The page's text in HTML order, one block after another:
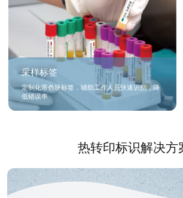
采样标签
定制化带色块标签，辅助工作人员快速识别，降
低错误率
热转印标识解决方